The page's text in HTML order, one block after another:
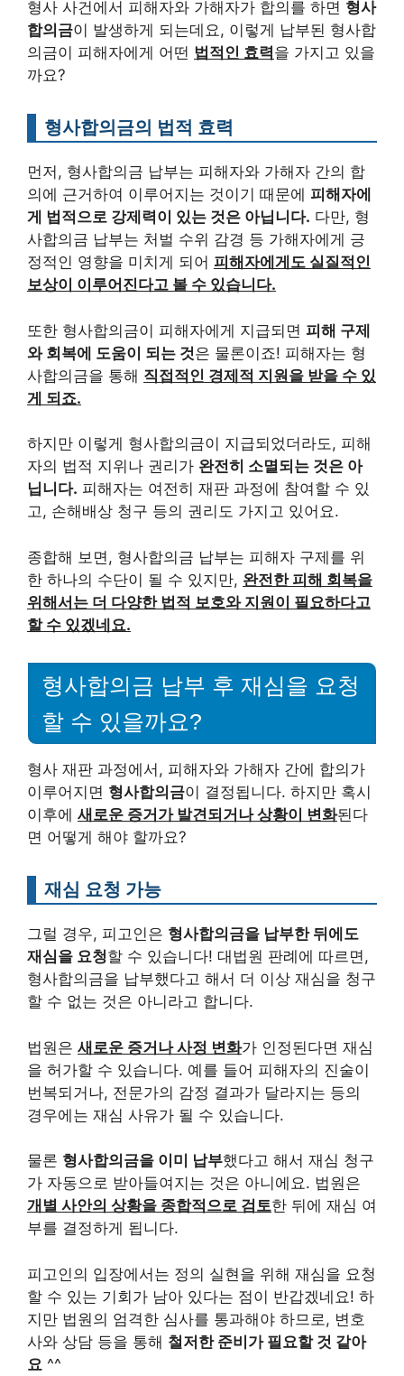
형사 사건에서 피해자와 가해자가 합의를 하면 형사
합의금이 발생하게 되는데요, 이렇게 납부된 형사합
의금이 피해자에게 어떤 법적인 효력을 가지고 있을
까요?
형사합의금의 법적 효력
먼저, 형사합의금 납부는 피해자와 가해자 간의 합
의에 근거하여 이루어지는 것이기 때문에 피해자에
게 법적으로 강제력이 있는 것은 아닙니다. 다만, 형
사합의금 납부는 처벌 수위 감경 등 가해자에게 긍
정적인 영향을 미치게 되어 피해자에게도 실질적인
보상이 이루어진다고 볼 수 있습니다.
또한 형사합의금이 피해자에게 지급되면 피해 구제
와 회복에 도움이 되는 것은 물론이죠! 피해자는 형
사합의금을 통해 직접적인 경제적 지원을 받을 수 있
게 되죠.
하지만 이렇게 형사합의금이 지급되었더라도, 피해
자의 법적 지위나 권리가 완전히 소멸되는 것은 아
닙니다. 피해자는 여전히 재판 과정에 참여할 수 있
고, 손해배상 청구 등의 권리도 가지고 있어요.
종합해 보면, 형사합의금 납부는 피해자 구제를 위
한 하나의 수단이 될 수 있지만, 완전한 피해 회복을
위해서는 더 다양한 법적 보호와 지원이 필요하다고
할 수 있겠네요.
형사합의금 납부 후 재심을 요청
할 수 있을까요?
형사 재판 과정에서, 피해자와 가해자 간에 합의가
이루어지면 형사합의금이 결정됩니다. 하지만 혹시
이후에 새로운 증거가 발견되거나 상황이 변화된다
면 어떻게 해야 할까요?
재심 요청 가능
그럴 경우, 피고인은 형사합의금을 납부한 뒤에도
재심을 요청할 수 있습니다! 대법원 판례에 따르면,
형사합의금을 납부했다고 해서 더 이상 재심을 청구
할 수 없는 것은 아니라고 합니다.
법원은 새로운 증거나 사정 변화가 인정된다면 재심
을 허가할 수 있습니다. 예를 들어 피해자의 진술이
번복되거나, 전문가의 감정 결과가 달라지는 등의
경우에는 재심 사유가 될 수 있습니다.
물론 형사합의금을 이미 납부했다고 해서 재심 청구
가 자동으로 받아들여지는 것은 아니에요. 법원은
개별 사안의 상황을 종합적으로 검토한 뒤에 재심 여
부를 결정하게 됩니다.
피고인의 입장에서는 정의 실현을 위해 재심을 요청
할 수 있는 기회가 남아 있다는 점이 반갑겠네요! 하
지만 법원의 엄격한 심사를 통과해야 하므로, 변호
사와 상담 등을 통해 철저한 준비가 필요할 것 같아
요 ^^